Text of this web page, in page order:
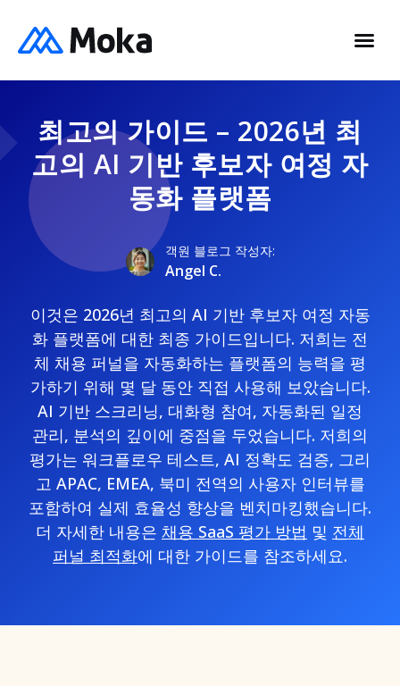
최고의 가이드 – 2026년 최
고의 AI 기반 후보자 여정 자
동화 플랫폼
객원 블로그 작성자:
Angel C.
이것은 2026년 최고의 AI 기반 후보자 여정 자동
화 플랫폼에 대한 최종 가이드입니다. 저희는 전
체 채용 퍼널을 자동화하는 플랫폼의 능력을 평
가하기 위해 몇 달 동안 직접 사용해 보았습니다.
AI 기반 스크리닝, 대화형 참여, 자동화된 일정
관리, 분석의 깊이에 중점을 두었습니다. 저희의
평가는 워크플로우 테스트, AI 정확도 검증, 그리
고 APAC, EMEA, 북미 전역의 사용자 인터뷰를
포함하여 실제 효율성 향상을 벤치마킹했습니다.
더 자세한 내용은 채용 SaaS 평가 방법 및 전체
퍼널 최적화에 대한 가이드를 참조하세요.